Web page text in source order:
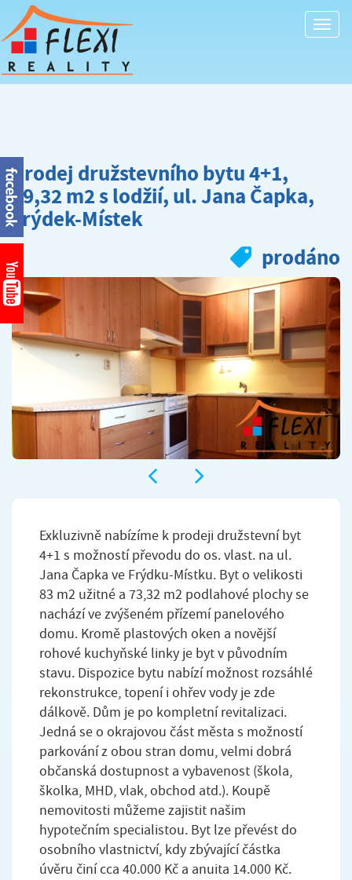
Prodej družstevního bytu 4+1,
79,32 m2 s lodžií, ul. Jana Čapka,
Frýdek-Místek
prodáno
Exkluzivně nabízíme k prodeji družstevní byt
4+1 s možností převodu do os. vlast. na ul.
Jana Čapka ve Frýdku-Místku. Byt o velikosti
83 m2 užitné a 73,32 m2 podlahové plochy se
nachází ve zvýšeném přízemí panelového
domu. Kromě plastových oken a novější
rohové kuchyňské linky je byt v původním
stavu. Dispozice bytu nabízí možnost rozsáhlé
rekonstrukce, topení i ohřev vody je zde
dálkově. Dům je po kompletní revitalizaci.
Jedná se o okrajovou část města s možností
parkování z obou stran domu, velmi dobrá
občanská dostupnost a vybavenost (škola,
školka, MHD, vlak, obchod atd.). Koupě
nemovitosti můžeme zajistit našim
hypotečním specialistou. Byt lze převést do
osobního vlastnictví, kdy zbývající částka
úvěru činí cca 40.000 Kč a anuita 14.000 Kč.